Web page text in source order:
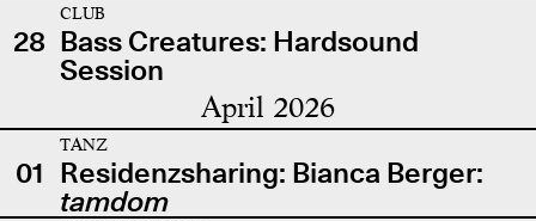
28
CLUB
Bass Creatures: Hardsound
Session
April 2026
01
TANZ
Residenzsharing: Bianca Berger:
tamdom